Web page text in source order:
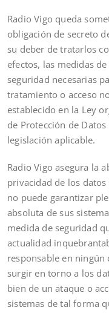
Radio Vigo queda
obligación de secreto
su deber de tratarlos
efectos, las medidas
seguridad necesarias
tratamiento o acceso
establecido en la Ley
de Protección de
legislación aplicable.
Radio Vigo asegura la
privacidad de los
no puede garantizar
absoluta de sus
medida de seguridad
actualidad
responsable en ningún
surgir en torno a los
bien de un ataque o
sistemas de tal forma